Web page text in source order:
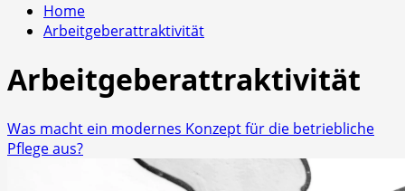
Home
Arbeitgeberattraktivität
Arbeitgeberattraktivität
Was macht ein modernes Konzept für die betriebliche
Pflege aus?